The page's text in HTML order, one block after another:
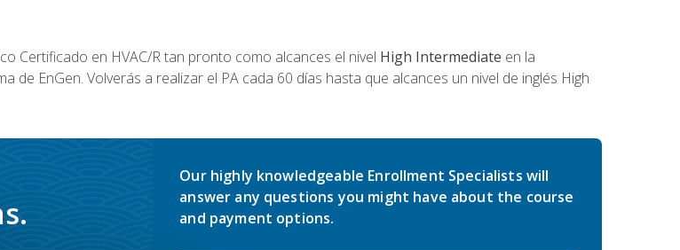
Certificado en HVAC/R tan pronto como alcances el nivel High Intermediate en la
de EnGen. Volverás a realizar el PA cada 60 días hasta que alcances un nivel de inglés High
Our highly knowledgeable Enrollment Specialists will
answer any questions you might have about the course
and payment options.